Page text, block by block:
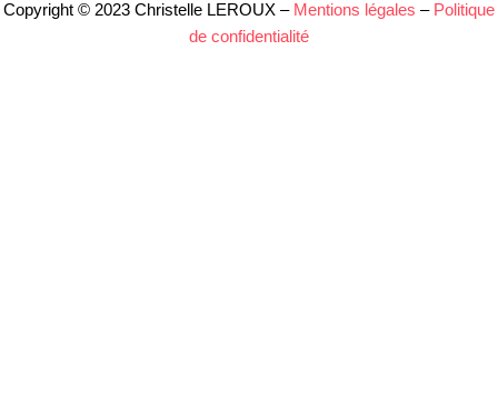
Copyright © 2023 Christelle LEROUX – Mentions légales – Politique
de confidentialité